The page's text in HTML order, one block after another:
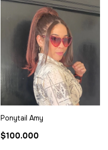
Ponytail Amy
$100.000